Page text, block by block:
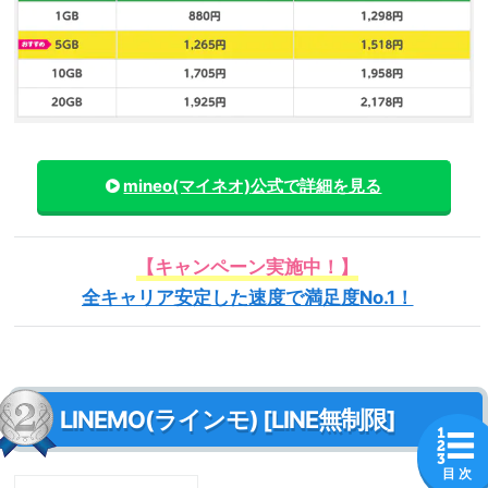
mineo(マイネオ)公式で詳細を見る
【キャンペーン実施中！】
全キャリア安定した速度で満足度No.1！
LINEMO(ラインモ) [LINE無制限]
目 次